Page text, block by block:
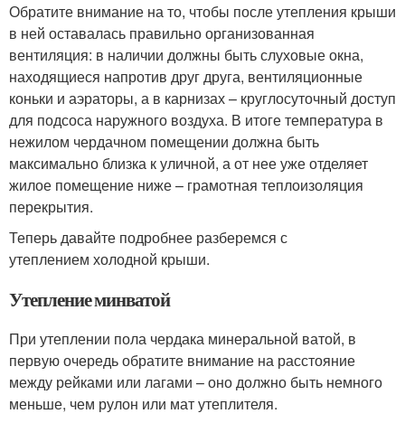
Обратите внимание на то, чтобы после утепления крыши
в ней оставалась правильно организованная
вентиляция: в наличии должны быть слуховые окна,
находящиеся напротив друг друга, вентиляционные
коньки и аэраторы, а в карнизах – круглосуточный доступ
для подсоса наружного воздуха. В итоге температура в
нежилом чердачном помещении должна быть
максимально близка к уличной, а от нее уже отделяет
жилое помещение ниже – грамотная теплоизоляция
перекрытия.
Теперь давайте подробнее разберемся с
утеплением холодной крыши.
Утепление минватой
При утеплении пола чердака минеральной ватой, в
первую очередь обратите внимание на расстояние
между рейками или лагами – оно должно быть немного
меньше, чем рулон или мат утеплителя.